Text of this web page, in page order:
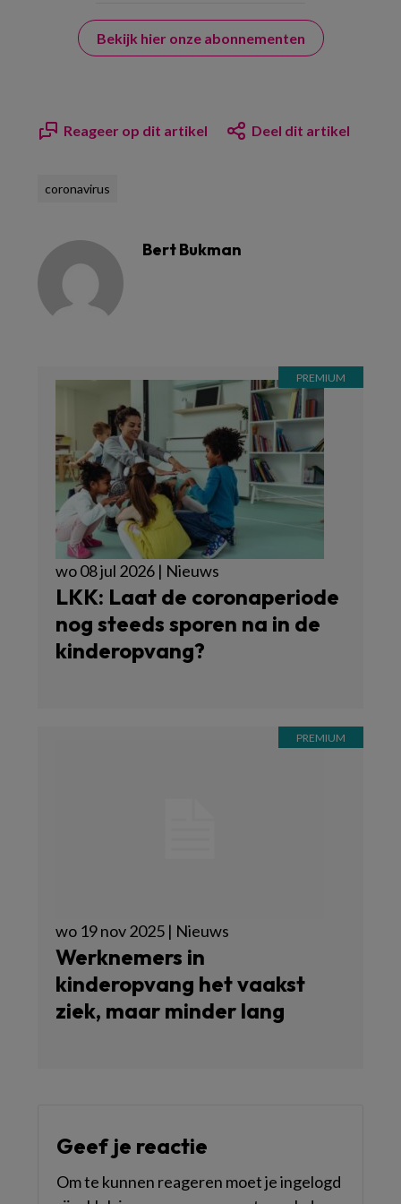
Bekijk hier onze abonnementen
Reageer op dit artikel Deel dit artikel
coronavirus
Bert Bukman
wo 08 jul 2026 | Nieuws
LKK: Laat de coronaperiode
nog steeds sporen na in de
kinderopvang?
wo 19 nov 2025 | Nieuws
Werknemers in
kinderopvang het vaakst
ziek, maar minder lang
Geef je reactie
Om te kunnen reageren moet je ingelogd